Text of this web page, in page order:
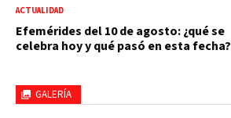
GALERÍA
ACTUALIDAD
Efemérides del 10 de agosto: ¿qué se
celebra hoy y qué pasó en esta fecha?